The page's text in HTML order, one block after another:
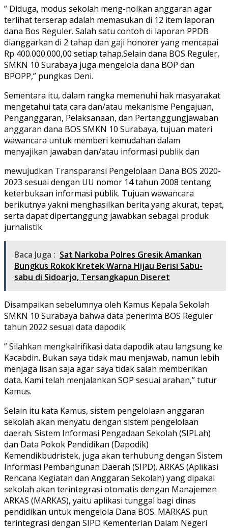
” Diduga, modus sekolah meng-nolkan anggaran agar
terlihat terserap adalah memasukan di 12 item laporan
dana Bos Reguler. Salah satu contoh di laporan PPDB
dianggarkan di 2 tahap dan gaji honorer yang mencapai
Rp 400.000.000,00 setiap tahap.Selain dana BOS Reguler,
SMKN 10 Surabaya juga mengelola dana BOP dan
BPOPP,” pungkas Deni.
Sementara itu, dalam rangka memenuhi hak masyarakat
mengetahui tata cara dan/atau mekanisme Pengajuan,
Penganggaran, Pelaksanaan, dan Pertanggungjawaban
anggaran dana BOS SMKN 10 Surabaya, tujuan materi
wawancara untuk memberi kemudahan dalam
menyajikan jawaban dan/atau informasi publik dan
mewujudkan Transparansi Pengelolaan Dana BOS 2020-
2023 sesuai dengan UU nomor 14 tahun 2008 tentang
keterbukaan informasi publik. Tujuan wawancara
berikutnya yakni menghasilkan berita yang akurat, tepat,
serta dapat dipertanggung jawabkan sebagai produk
jurnalistik.
Baca Juga : Sat Narkoba Polres Gresik Amankan
Bungkus Rokok Kretek Warna Hijau Berisi Sabu-
sabu di Sidoarjo, Tersangkapun Diseret
Disampaikan sebelumnya oleh Kamus Kepala Sekolah
SMKN 10 Surabaya bahwa data penerima BOS Reguler
tahun 2022 sesuai data dapodik.
” Silahkan mengkalrifikasi data dapodik atau langsung ke
Kacabdin. Bukan saya tidak mau menjawab, namun lebih
menjaga lisan saja agar saya tidak salah memberikan
data. Kami telah menjalankan SOP sesuai arahan,” tutur
Kamus.
Selain itu kata Kamus, sistem pengelolaan anggaran
sekolah akan menyatu dengan sistem pengelolaan
daerah. Sistem Informasi Pengadaan Sekolah (SIPLah)
dan Data Pokok Pendidikan (Dapodik)
Kemendikbudristek, juga akan terhubung dengan Sistem
Informasi Pembangunan Daerah (SIPD). ARKAS (Aplikasi
Rencana Kegiatan dan Anggaran Sekolah) yang dipakai
sekolah akan terintegrasi otomatis dengan Manajemen
ARKAS (MARKAS), yaitu aplikasi tunggal bagi dinas
pendidikan untuk mengelola Dana BOS. MARKAS pun
terintegrasi dengan SIPD Kementerian Dalam Negeri